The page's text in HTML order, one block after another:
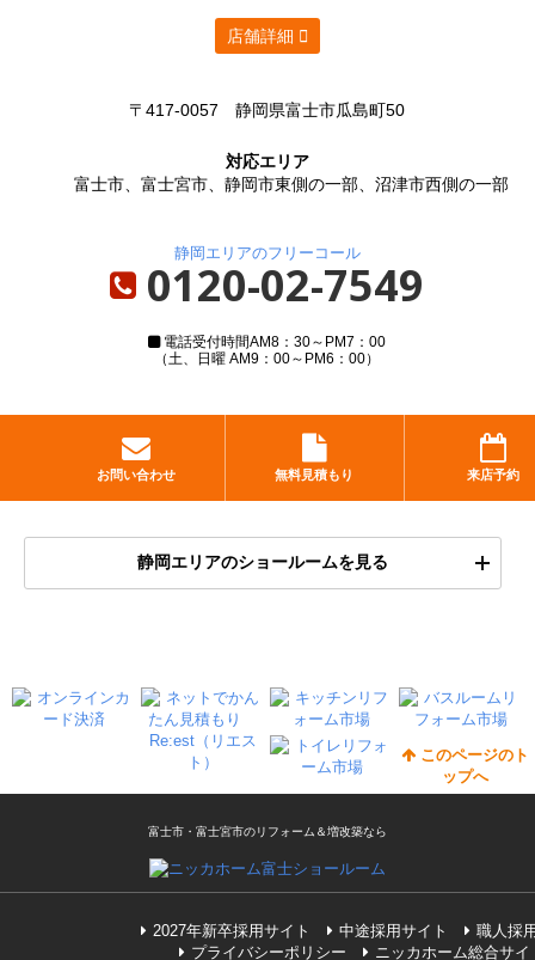
店舗詳細
〒417-0057静岡県富士市瓜島町50
対応エリア
富士市、富士宮市、静岡市東側の一部、沼津市西側の一部
静岡エリアのフリーコール
0120-02-7549
電話受付時間AM8：30～PM7：00
（土、日曜 AM9：00～PM6：00）
お問い合わせ 無料見積もり 来店予約
静岡エリアのショールームを見る
このページのト
ップへ
富士市・富士宮市のリフォーム＆増改築なら
2027年新卒採用サイト 中途採用サイト
職人採
プライバシーポリシー
ニッカホーム総合サイ